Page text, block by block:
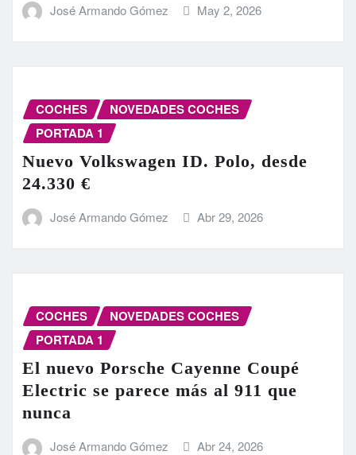
José Armando Gómez May 2, 2026
COCHES
NOVEDADES COCHES
PORTADA 1
Nuevo Volkswagen ID. Polo, desde
24.330 €
José Armando Gómez Abr 29, 2026
COCHES
NOVEDADES COCHES
PORTADA 1
El nuevo Porsche Cayenne Coupé
Electric se parece más al 911 que
nunca
José Armando Gómez Abr 24, 2026